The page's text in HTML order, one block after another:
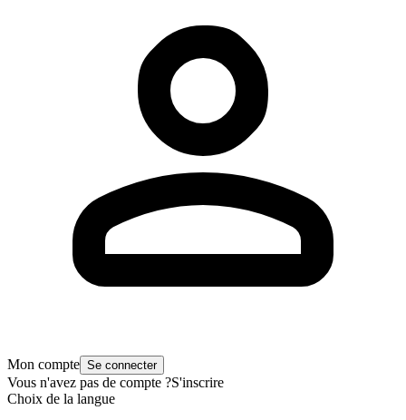
Mon compte Se connecter
Vous n'avez pas de compte ?S'inscrire
Choix de la langue